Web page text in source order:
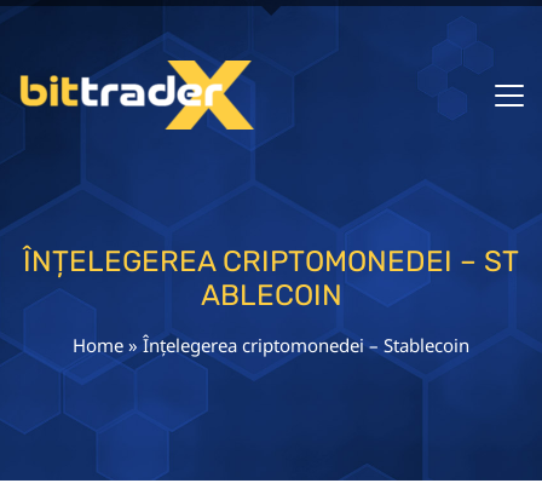
ÎNȚELEGEREA CRIPTOMONEDEI – ST
ABLECOIN
Home »Înțelegerea criptomonedei – Stablecoin